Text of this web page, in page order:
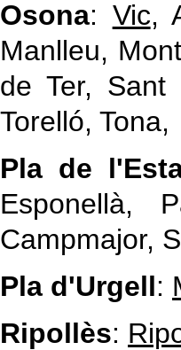
Osona: Vic,
Manlleu,
de Ter, Sant
Torelló,
Pla de
Esponellà,
Campmajor,
Pla d'Urgell:
Ripollès: